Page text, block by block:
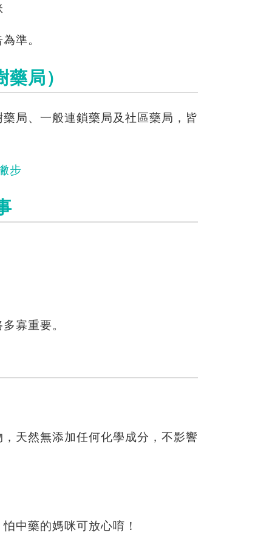
準。
局）
局、一般連鎖藥局及社區藥局，皆
步
寡重要。
天然無添加任何化學成分，不影響
中藥的媽咪可放心唷！